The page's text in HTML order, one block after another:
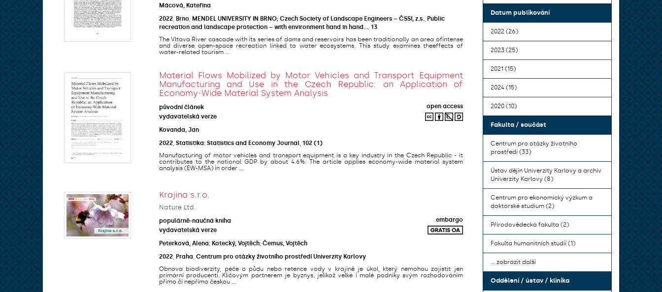
Mácová, Kateřina
2022, Brno, MENDEL UNIVERSITY IN BRNO; Czech Society of Landscape Engineers – ČSSI, z.s.
Public
recreation and landscape protection – with environment hand in hand…
13
The Vltava River cascade with its series of dams and reservoirs has been traditionally an area ofintense
and diverse open-space recreation linked to water ecosystems. This study examines theeffects of
water-related tourism ...
Material Flows Mobilized by Motor Vehicles and Transport Equipment
Manufacturing and Use in the Czech Republic: an Application of
Economy-Wide Material System Analysis
původní článek
open access
vydavatelská verze
Kovanda, Jan
2022, Statistika: Statistics and Economy Journal 102 (1)
Manufacturing of motor vehicles and transport equipment is a key industry in the Czech Republic - it
contributes to the national GDP by about 4.6%. The article applies economy-wide material system
analysis (EW-MSA) in order ...
Krajina s.r.o.
Nature Ltd.
populárně-naučná kniha
embargo
vydavatelská verze
Peterková, Alena; Kotecký, Vojtěch; Čemus, Vojtěch
2022, Praha Centrum pro otázky životního prostředí Univerzity Karlovy
Obnova biodiverzity, péče o půdu nebo retence vody v krajině je úkol, který nemohou zajistit jen
primární producenti. Klíčovým partnerem je byznys, jelikož velké i malé podniky svým rozhodováním
přímo či nepřímo českou ...
Datum publikování
2022 (26)
2023 (25)
2021 (15)
2024 (15)
2020 (10)
Fakulta / součást
Centrum pro otázky životního
prostředí (33)
Ústav dějin Univerzity Karlovy a archiv
Univerzity Karlovy (8)
Centrum pro ekonomický výzkum a
doktorské studium (2)
Přírodovědecká fakulta (2)
Fakulta humanitních studií (1)
... zobrazit další
Oddělení / ústav / klinika